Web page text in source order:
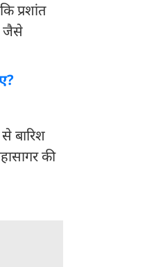
प्रशांत
जैसे
बारिश
की